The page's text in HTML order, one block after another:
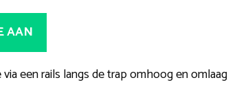
AAN
een rails langs de trap omhoog en omlaag